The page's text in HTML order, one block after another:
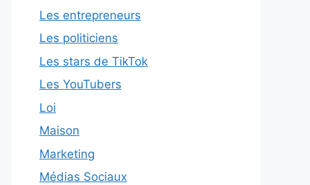
Les entrepreneurs
Les politiciens
Les stars de TikTok
Les YouTubers
Loi
Maison
Marketing
Médias Sociaux